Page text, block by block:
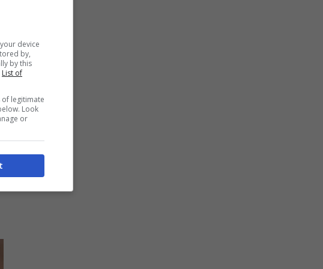
device
by,
by this
List of
legitimate
Look
or